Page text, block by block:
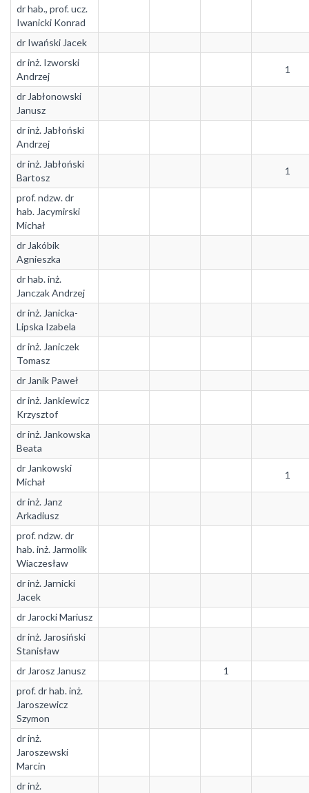
dr hab., prof. ucz.
Iwanicki Konrad
dr Iwański Jacek
dr inż. Izworski
Andrzej
1
dr Jabłonowski
Janusz
dr inż. Jabłoński
Andrzej
dr inż. Jabłoński
Bartosz
1
prof. ndzw. dr
hab. Jacymirski
Michał
dr Jakóbik
Agnieszka
dr hab. inż.
Janczak Andrzej
dr inż. Janicka-
Lipska Izabela
dr inż. Janiczek
Tomasz
dr Janik Paweł
dr inż. Jankiewicz
Krzysztof
dr inż. Jankowska
Beata
dr Jankowski
Michał
1
dr inż. Janz
Arkadiusz
prof. ndzw. dr
hab. inż. Jarmolik
Wiaczesław
dr inż. Jarnicki
Jacek
dr Jarocki Mariusz
dr inż. Jarosiński
Stanisław
dr Jarosz Janusz
1
prof. dr hab. inż.
Jaroszewicz
Szymon
dr inż.
Jaroszewski
Marcin
dr inż.